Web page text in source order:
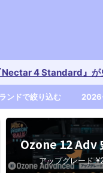
4 Standard』が
ンドで絞り込む
Ozone 12 Adv
アップグレード